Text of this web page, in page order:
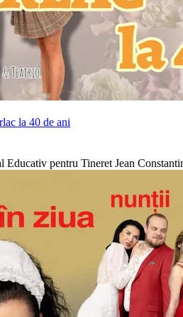
la 40 de ani
pentru Tineret Jean